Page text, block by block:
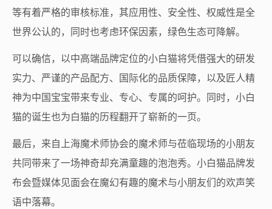
等有着严格的审核标准，其应用性、安全性、权威性是全
世界公认的，同时也考虑环保因素，绿色生态可降解。
可以确信，以中高端品牌定位的小白猫将凭借强大的研发
实力、严谨的产品配方、国际化的品质保障，以及匠人精
神为中国宝宝带来专业、专心、专属的呵护。同时，小白
猫的诞生也为白猫的历程翻开了崭新的一页。
最后，来自上海魔术师协会的魔术师与莅临现场的小朋友
共同带来了一场神奇却充满童趣的泡泡秀。小白猫品牌发
布会暨媒体见面会在魔幻有趣的魔术与小朋友们的欢声笑
语中落幕。